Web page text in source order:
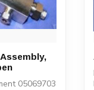
05069703